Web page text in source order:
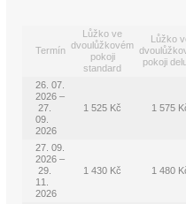
Termín
Lůžko ve
dvoulůžkovém
pokoji
standard
Lůžko
pokoji
26. 07.
2026 –
27.
09.
2026
1 525 Kč 1 575
27. 09.
2026 –
29.
11.
2026
1 430 Kč 1 480